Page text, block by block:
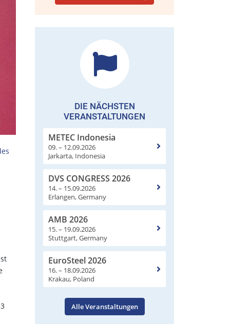
DIE NÄCHSTEN
VERANSTALTUNGEN
METEC Indonesia
09. – 12.09.2026
Jarkarta, Indonesia
DVS CONGRESS 2026
14. – 15.09.2026
Erlangen, Germany
AMB 2026
15. – 19.09.2026
Stuttgart, Germany
EuroSteel 2026
16. – 18.09.2026
Krakau, Poland
Alle Veranstaltungen